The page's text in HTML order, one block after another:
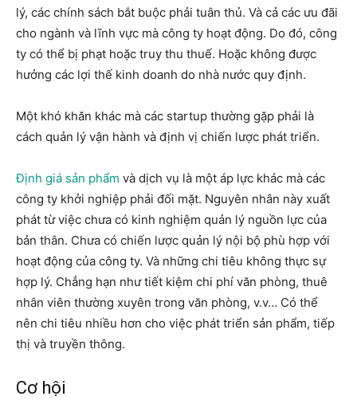
lý, các chính sách bắt buộc phải tuân thủ. Và cả các ưu đãi
cho ngành và lĩnh vực mà công ty hoạt động. Do đó, công
ty có thể bị phạt hoặc truy thu thuế. Hoặc không được
hưởng các lợi thế kinh doanh do nhà nước quy định.
Một khó khăn khác mà các startup thường gặp phải là
cách quản lý vận hành và định vị chiến lược phát triển.
Định giá sản phẩm và dịch vụ là một áp lực khác mà các
công ty khởi nghiệp phải đối mặt. Nguyên nhân này xuất
phát từ việc chưa có kinh nghiệm quản lý nguồn lực của
bản thân. Chưa có chiến lược quản lý nội bộ phù hợp với
hoạt động của công ty. Và những chi tiêu không thực sự
hợp lý. Chẳng hạn như tiết kiệm chi phí văn phòng, thuê
nhân viên thường xuyên trong văn phòng, v.v… Có thể
nên chi tiêu nhiều hơn cho việc phát triển sản phẩm, tiếp
thị và truyền thông.
Cơ hội